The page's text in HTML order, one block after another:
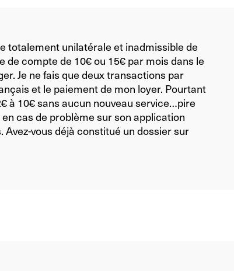
totalement unilatérale et inadmissible de
de compte de 10€ ou 15€ par mois dans le
Je ne fais que deux transactions par
et le paiement de mon loyer. Pourtant
à 10€ sans aucun nouveau service…pire
cas de problème sur son application
Avez-vous déjà constitué un dossier sur